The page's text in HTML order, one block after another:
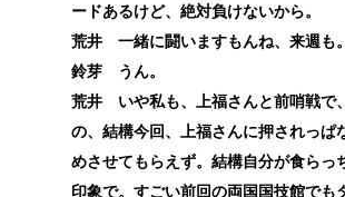
ードあるけど、絶対負けないから。
荒井 一緒に闘いますもんね、来週も。
鈴芽 うん。
荒井 いや私も、上福さんと前哨戦で
の、結構今回、上福さんに押されっぱ
めさせてもらえず。結構自分が食らっ
印象で。すごい前回の両国国技館でも